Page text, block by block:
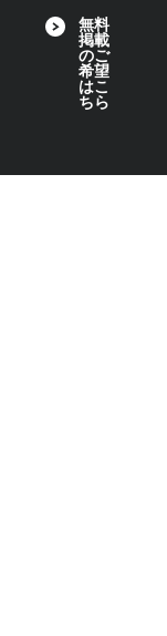
無料
掲載
のご
希望
はこ
ちら